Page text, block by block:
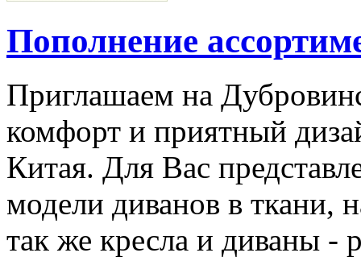
Пополнение
Приглашаем на
комфорт и приятный
Китая. Для Вас
модели диванов в ткани,
так же кресла и диваны